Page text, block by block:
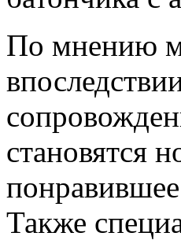
По мнению
становятся
Также